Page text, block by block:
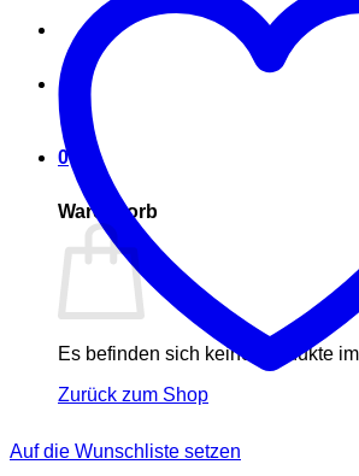
0
Warenkorb
Es befinden sich keine Produkte
Zurück zum Shop
Auf die Wunschliste setzen